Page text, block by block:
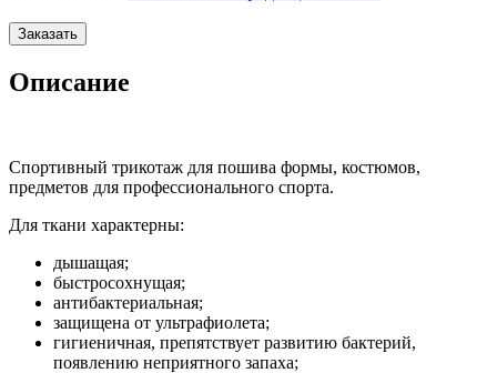
Описание
Спортивный трикотаж для пошива формы, костюмов,
предметов для профессионального спорта.
Для ткани характерны:
дышащая;
быстросохнущая;
антибактериальная;
защищена от ультрафиолета;
гигиеничная, препятствует развитию бактерий,
появлению неприятного запаха;